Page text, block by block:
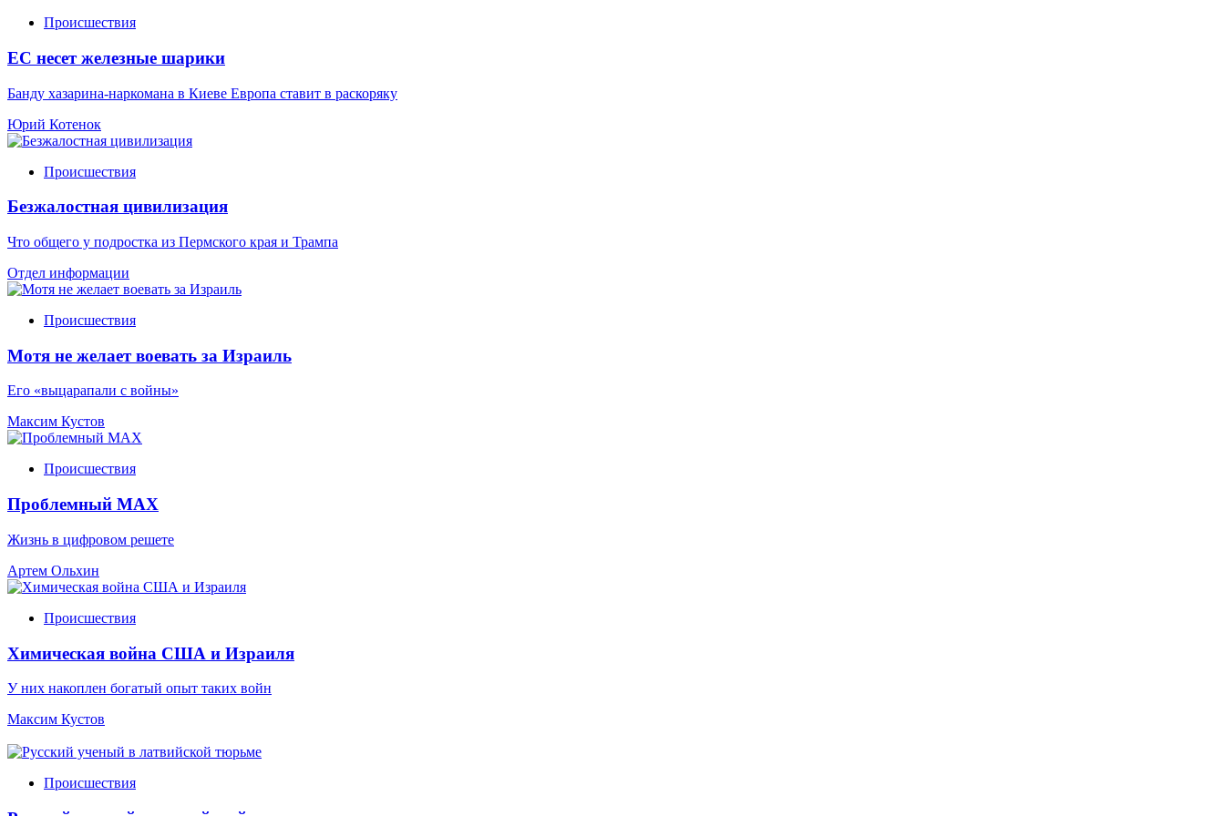
Происшествия
ЕС несет железные шарики
Банду хазарина-наркомана в Киеве Европа ставит в раскоряку
Юрий Котенок
Происшествия
Безжалостная цивилизация
Что общего у подростка из Пермского края и Трампа
Отдел информации
Происшествия
Мотя не желает воевать за Израиль
Его «выцарапали с войны»
Максим Кустов
Происшествия
Проблемный МАХ
Жизнь в цифровом решете
Артем Ольхин
Происшествия
Химическая война США и Израиля
У них накоплен богатый опыт таких войн
Максим Кустов
Происшествия